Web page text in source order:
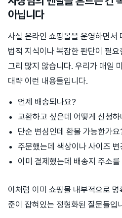
아닙니다
사실 온라인 쇼핑몰을 운영하면서
법적 지식이나 복잡한 판단이 필
그리 많지 않습니다. 우리가 매일
대략 이런 내용들입니다.
언제 배송되나요?
교환하고 싶은데 어떻게 신청하
단순 변심인데 환불 가능한가요
주문했는데 색상이나 사이즈
이미 결제했는데 배송지 주소
이처럼 이미 쇼핑몰 내부적으로 명
준이 잡혀있는 정형화된 질문들입